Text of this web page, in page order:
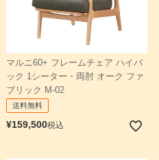
マルニ60+ フレームチェア ハイバ
ック 1シーター・両肘 オーク ファ
ブリック M-02
送料無料
¥159,500税込